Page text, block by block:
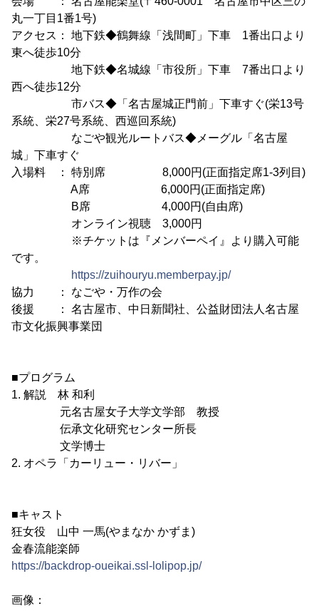
丸一丁目1番1号)
アクセス： 地下鉄◆鶴舞線「浅間町」下車 1番出口より
東へ徒歩10分
地下鉄◆名城線「市役所」下車 7番出口より
西へ徒歩12分
市バス◆「名古屋城正門前」下車すぐ(栄13号
系統、栄27号系統、西巡回系統)
なごや観光ルートバス◆メーグル「名古屋
城」下車すぐ
入場料 ： 特別席 8,000円(正面指定席1-3列目)
A席 6,000円(正面指定席)
B席 4,000円(自由席)
オンライン視聴 3,000円
※チケットは『メンバーペイ』より購入可能
です。
https://zuihouryu.memberpay.jp/
協力 ： なごや・万作の会
後援 ： 名古屋市、中日新聞社、公益財団法人名古屋
市文化振興事業団
■プログラム
1. 解説 林 和利
元名古屋女子大学文学部 教授
伝承文化研究センター所長
文学博士
2. オペラ「カーリュー・リバー」
■キャスト
狂女役 山中 一馬(やまなか かずま)
金春流能楽師
https://backdrop-oueikai.ssl-lolipop.jp/
画像：